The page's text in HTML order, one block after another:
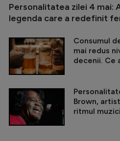
Personalitatea zilei 4 mai:
legenda care a redefinit
Consumul
mai redus
decenii. Ce
Brown,
ritmul